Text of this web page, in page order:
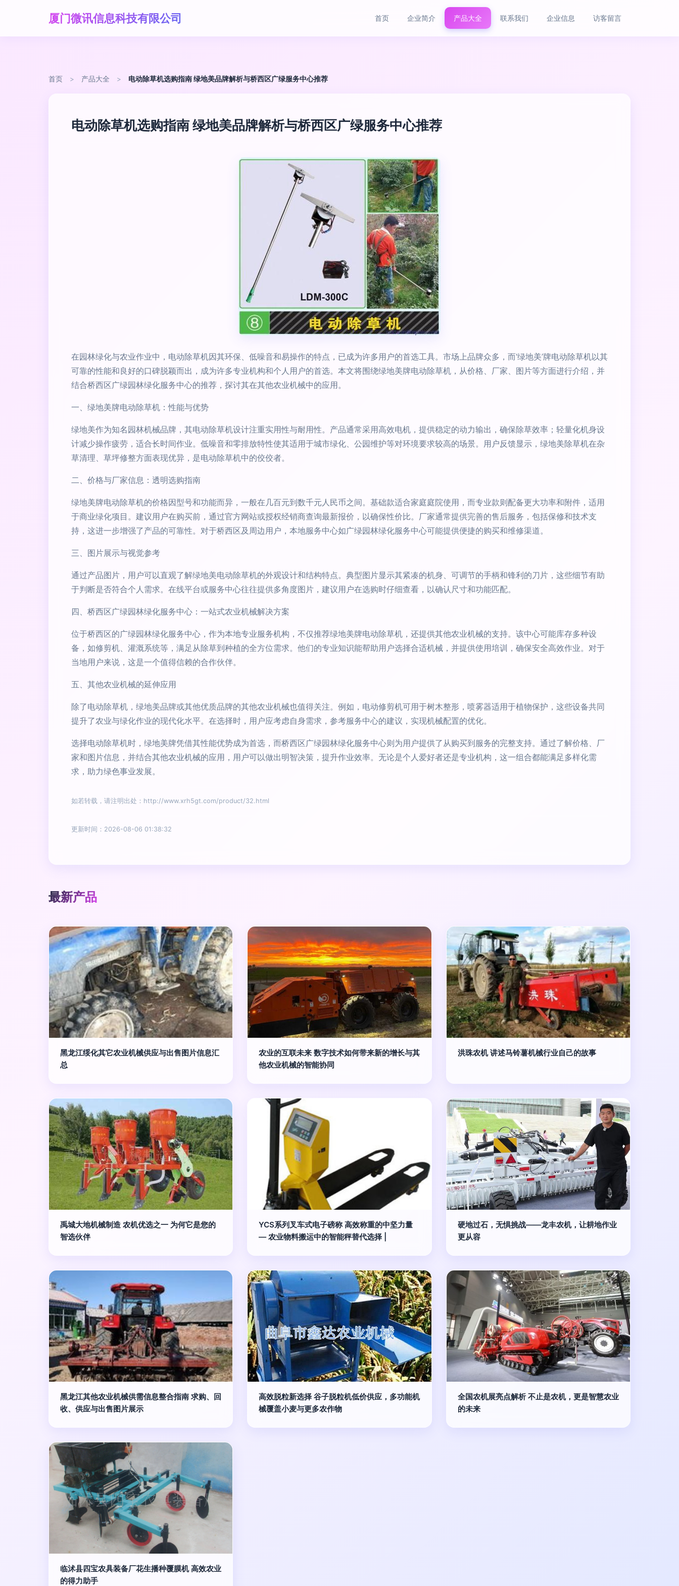
厦门微讯信息科技有限公司 首页 企业简介 产品大全 联系我们 企业信息 访客留言
首页 > 产品大全 > 电动除草机选购指南 绿地美品牌解析与桥西区广绿服务中心推荐
电动除草机选购指南 绿地美品牌解析与桥西区广绿服务中心推荐
在园林绿化与农业作业中，电动除草机因其环保、低噪音和易操作的特点，已成为许多用户的首选工具。市场上品牌众多，而‘绿地美’牌电动除草机以其
可靠的性能和良好的口碑脱颖而出，成为许多专业机构和个人用户的首选。本文将围绕绿地美牌电动除草机，从价格、厂家、图片等方面进行介绍，并
结合桥西区广绿园林绿化服务中心的推荐，探讨其在其他农业机械中的应用。
一、绿地美牌电动除草机：性能与优势
绿地美作为知名园林机械品牌，其电动除草机设计注重实用性与耐用性。产品通常采用高效电机，提供稳定的动力输出，确保除草效率；轻量化机身设
计减少操作疲劳，适合长时间作业。低噪音和零排放特性使其适用于城市绿化、公园维护等对环境要求较高的场景。用户反馈显示，绿地美除草机在杂
草清理、草坪修整方面表现优异，是电动除草机中的佼佼者。
二、价格与厂家信息：透明选购指南
绿地美牌电动除草机的价格因型号和功能而异，一般在几百元到数千元人民币之间。基础款适合家庭庭院使用，而专业款则配备更大功率和附件，适用
于商业绿化项目。建议用户在购买前，通过官方网站或授权经销商查询最新报价，以确保性价比。厂家通常提供完善的售后服务，包括保修和技术支
持，这进一步增强了产品的可靠性。对于桥西区及周边用户，本地服务中心如广绿园林绿化服务中心可能提供便捷的购买和维修渠道。
三、图片展示与视觉参考
通过产品图片，用户可以直观了解绿地美电动除草机的外观设计和结构特点。典型图片显示其紧凑的机身、可调节的手柄和锋利的刀片，这些细节有助
于判断是否符合个人需求。在线平台或服务中心往往提供多角度图片，建议用户在选购时仔细查看，以确认尺寸和功能匹配。
四、桥西区广绿园林绿化服务中心：一站式农业机械解决方案
位于桥西区的广绿园林绿化服务中心，作为本地专业服务机构，不仅推荐绿地美牌电动除草机，还提供其他农业机械的支持。该中心可能库存多种设
备，如修剪机、灌溉系统等，满足从除草到种植的全方位需求。他们的专业知识能帮助用户选择合适机械，并提供使用培训，确保安全高效作业。对于
当地用户来说，这是一个值得信赖的合作伙伴。
五、其他农业机械的延伸应用
除了电动除草机，绿地美品牌或其他优质品牌的其他农业机械也值得关注。例如，电动修剪机可用于树木整形，喷雾器适用于植物保护，这些设备共同
提升了农业与绿化作业的现代化水平。在选择时，用户应考虑自身需求，参考服务中心的建议，实现机械配置的优化。
选择电动除草机时，绿地美牌凭借其性能优势成为首选，而桥西区广绿园林绿化服务中心则为用户提供了从购买到服务的完整支持。通过了解价格、厂
家和图片信息，并结合其他农业机械的应用，用户可以做出明智决策，提升作业效率。无论是个人爱好者还是专业机构，这一组合都能满足多样化需
求，助力绿色事业发展。
如若转载，请注明出处：http://www.xrh5gt.com/product/32.html
更新时间：2026-08-06 01:38:32
最新产品
黑龙江绥化其它农业机械供应与出售图片信息汇
总
农业的互联未来 数字技术如何带来新的增长与其
他农业机械的智能协同
洪珠农机 讲述马铃薯机械行业自己的故事
禹城大地机械制造 农机优选之一 为何它是您的
智选伙伴
YCS系列叉车式电子磅称 高效称重的中坚力量
— 农业物料搬运中的智能秤替代选择 |
硬地过石，无惧挑战——龙丰农机，让耕地作业
更从容
黑龙江其他农业机械供需信息整合指南 求购、回
收、供应与出售图片展示
高效脱粒新选择 谷子脱粒机低价供应，多功能机
械覆盖小麦与更多农作物
全国农机展亮点解析 不止是农机，更是智慧农业
的未来
临沭县四宝农具装备厂花生播种覆膜机 高效农业
的得力助手